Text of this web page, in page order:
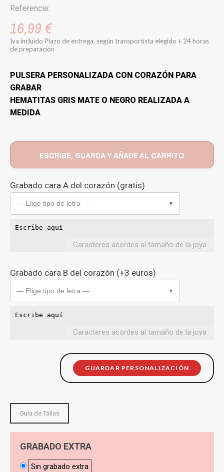
Referencia:
16,99 €
Iva incluido Plazo de entrega, según transportista elegido + 24 horas
de preparación
PULSERA PERSONALIZADA CON CORAZÓN PARA
GRABAR
HEMATITAS GRIS MATE O NEGRO REALIZADA A
MEDIDA
ESCRIBE, GUARDA Y AÑADE AL CARRITO
Grabado cara A del corazón (gratis)
— Elige tipo de letra — ▼
Caracteres acordes al tamaño de la joya
Grabado cara B del corazón (+3 euros)
— Elige tipo de letra — ▼
Caracteres acordes al tamaño de la joya
GUARDAR PERSONALIZACIÓN
Guía de Tallas
GRABADO EXTRA
Sin grabado extra